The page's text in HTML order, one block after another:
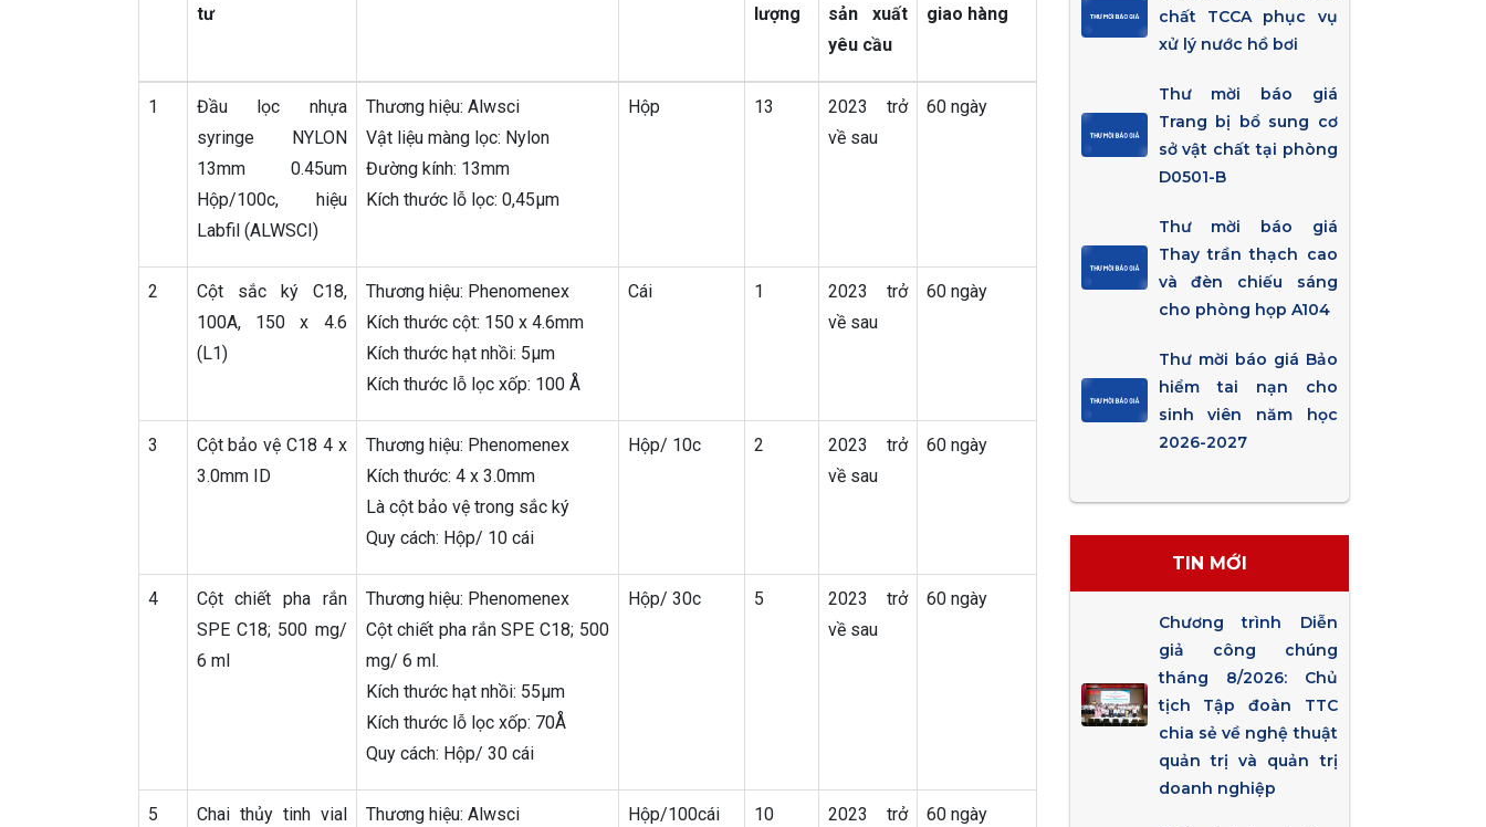
tư
lượng
sản xuất
yêu cầu
giao hàng
1
Đầu lọc nhựa
syringe NYLON
13mm 0.45um
Hộp/100c, hiệu
Labfil (ALWSCI)
Thương hiệu: Alwsci
Vật liệu màng lọc: Nylon
Đường kính: 13mm
Kích thước lỗ lọc: 0,45µm
Hộp 13
2023 trở
về sau
60 ngày
2
Cột sắc ký C18,
100A, 150 x 4.6
(L1)
Thương hiệu: Phenomenex
Kích thước cột: 150 x 4.6mm
Kích thước hạt nhồi: 5μm
Kích thước lỗ lọc xốp: 100 Å
Cái 1
2023 trở
về sau
60 ngày
3
Cột bảo vệ C18 4 x
3.0mm ID
Thương hiệu: Phenomenex
Kích thước: 4 x 3.0mm
Là cột bảo vệ trong sắc ký
Quy cách: Hộp/ 10 cái
Hộp/ 10c 2
2023 trở
về sau
60 ngày
4
Cột chiết pha rắn
SPE C18; 500 mg/
6 ml
Thương hiệu: Phenomenex
Cột chiết pha rắn SPE C18; 500
mg/ 6 ml.
Kích thước hạt nhồi: 55μm
Kích thước lỗ lọc xốp: 70Å
Quy cách: Hộp/ 30 cái
Hộp/ 30c 5
2023 trở
về sau
60 ngày
5
Chai thủy tinh vial
Thương hiệu: Alwsci
Hộp/100cái 10
2023 trở
60 ngày
chất TCCA phục vụ
xử lý nước hồ bơi
Thư mời báo giá
Trang bị bổ sung cơ
sở vật chất tại phòng
D0501-B
Thư mời báo giá
Thay trần thạch cao
và đèn chiếu sáng
cho phòng họp A104
Thư mời báo giá Bảo
hiểm tai nạn cho
sinh viên năm học
2026-2027
TIN MỚI
Chương trình Diễn
giả công chúng
tháng 8/2026: Chủ
tịch Tập đoàn TTC
chia sẻ về nghệ thuật
quản trị và quản trị
doanh nghiệp